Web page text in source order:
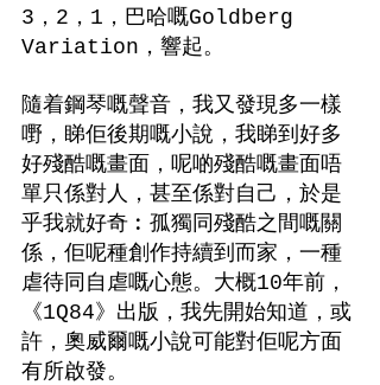
3，2，1，巴哈嘅Goldberg
Variation，響起。
隨着鋼琴嘅聲音，我又發現多一樣
嘢，睇佢後期嘅小說，我睇到好多
好殘酷嘅畫面，呢啲殘酷嘅畫面唔
單只係對人，甚至係對自己，於是
乎我就好奇︰孤獨同殘酷之間嘅關
係，佢呢種創作持續到而家，一種
虐待同自虐嘅心態。大概10年前，
《1Q84》出版，我先開始知道，或
許，奧威爾嘅小說可能對佢呢方面
有所啟發。